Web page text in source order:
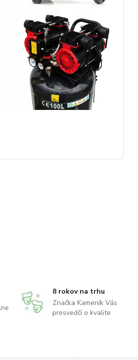
8 rokov na trhu
Značka Kameník Vás
presvedčí o kvalite